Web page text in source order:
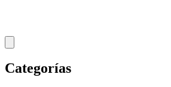
Categorías